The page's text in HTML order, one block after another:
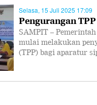
Selasa, 15 Juli 2025 17:09
Pengurangan
SAMPIT –
mulai melakukan
(TPP) bagi aparatur